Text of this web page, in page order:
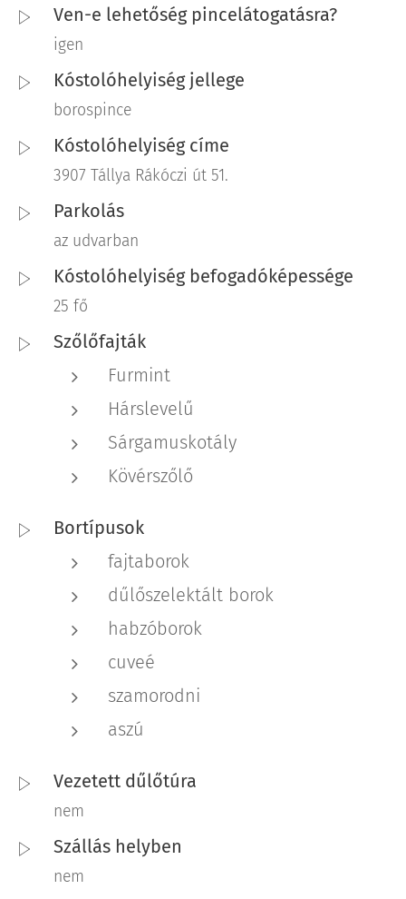
Ven-e lehetőség pincelátogatásra?
igen
Kóstolóhelyiség jellege
borospince
Kóstolóhelyiség címe
3907 Tállya Rákóczi út 51.
Parkolás
az udvarban
Kóstolóhelyiség befogadóképessége
25 fő
Szőlőfajták
Furmint
Hárslevelű
Sárgamuskotály
Kövérszőlő
Bortípusok
fajtaborok
dűlőszelektált borok
habzóborok
cuveé
szamorodni
aszú
Vezetett dűlőtúra
nem
Szállás helyben
nem